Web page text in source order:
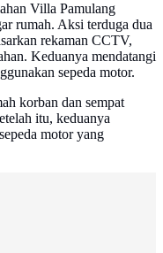
Villa Pamulang
rumah. Aksi terduga dua
rekaman CCTV,
Keduanya mendatangi
sepeda motor.
korban dan sempat
itu, keduanya
motor yang